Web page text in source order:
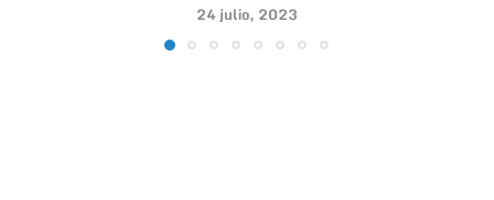
24 julio, 2023